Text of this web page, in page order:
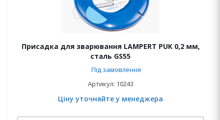
Присадка для зварювання LAMPERT PUK 0,2 мм,
сталь GS55
Під замовлення
Артикул: 10243
Ціну уточняйте у менеджера